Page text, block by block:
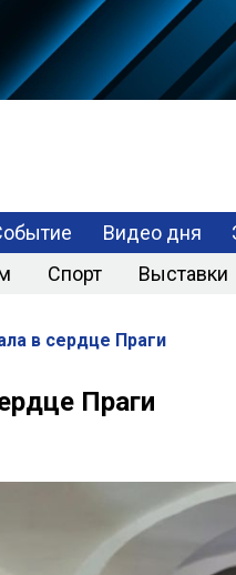
Видео дня
Спорт Выставки
в сердце Праги
Праги